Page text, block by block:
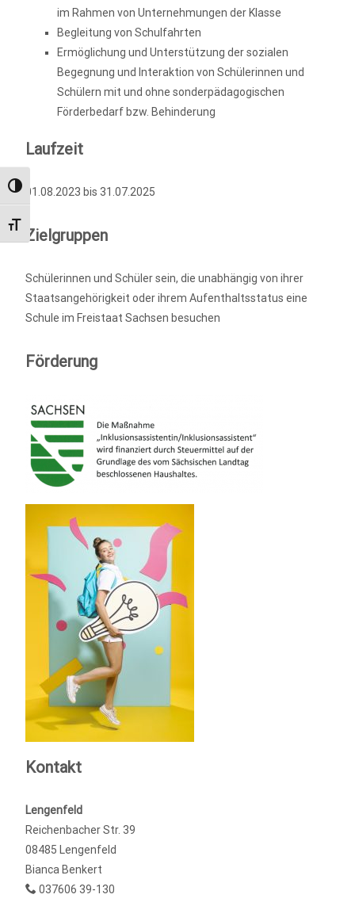
Umschalten auf hohe Kontraste
Schrift vergrößern
im Rahmen von Unternehmungen der Klasse
Begleitung von Schulfahrten
Ermöglichung und Unterstützung der sozialen
Begegnung und Interaktion von Schülerinnen und
Schülern mit und ohne sonderpädagogischen
Förderbedarf bzw. Behinderung
Laufzeit
01.08.2023 bis 31.07.2025
Zielgruppen
Schülerinnen und Schüler sein, die unabhängig von ihrer
Staatsangehörigkeit oder ihrem Aufenthaltsstatus eine
Schule im Freistaat Sachsen besuchen
Förderung
Kontakt
Lengenfeld
Reichenbacher Str. 39
08485 Lengenfeld
Bianca Benkert
037606 39-130